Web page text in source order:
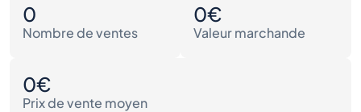
0
Nombre de ventes
0€
Valeur marchande
0€
Prix de vente moyen